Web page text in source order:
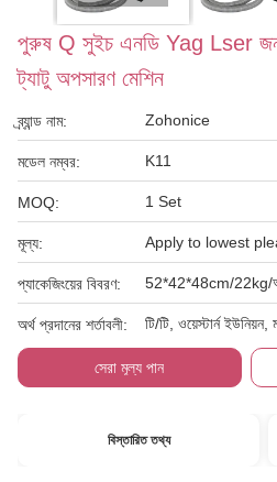
পুরুষ Q সুইচ এনডি Yag Lser
ট্যাটু অপসারণ মেশিন
ব্র্যান্ড নাম: Zohonice
মডেল নম্বর: K11
MOQ: 1 Set
মূল্য: Apply to lowest
প্যাকেজিংয়ের বিবরণ: 52*42*48cm/22kg/
অর্থ প্রদানের শর্তাবলী: টি/টি, ওয়েস্টার্ন ইউনিয়ন,
সেরা মূল্য পান
বিস্তারিত তথ্য